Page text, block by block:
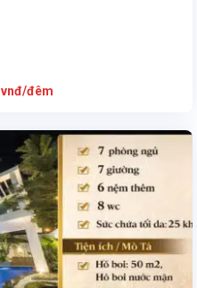
vnđ/đêmhiện
7.000.000
vnđ/
đêm.